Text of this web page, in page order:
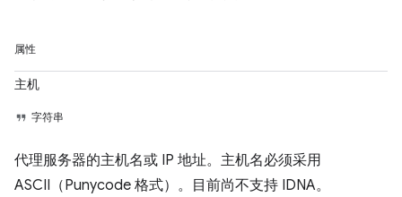
属性
主机
字符串
代理服务器的主机名或 IP 地址。主机名必须采用
ASCII（Punycode 格式）。目前尚不支持 IDNA。